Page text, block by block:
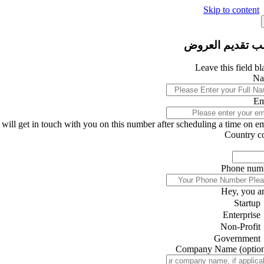
Skip to content
تقديم العروض
Leave this field
get in touch with you on this number after scheduling a time on
Country
Phone
Hey, you
Startup
Enterprise
Non-Profit
Government
Company Name